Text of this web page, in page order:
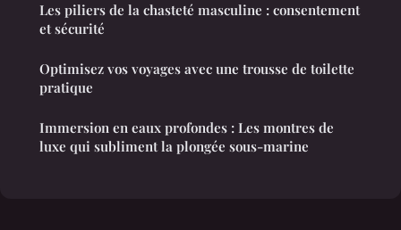
Les piliers de la chasteté masculine : consentement
et sécurité
Optimisez vos voyages avec une trousse de toilette
pratique
Immersion en eaux profondes : Les montres de
luxe qui subliment la plongée sous-marine